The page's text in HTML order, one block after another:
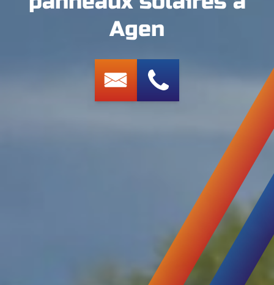
Agen